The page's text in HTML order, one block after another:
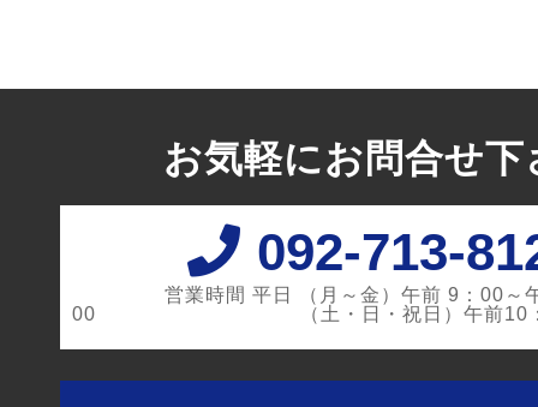
お気軽にお問合せ下
092-713-
営業時間 平日 （月～金）午前 9：00～
00
（土・日・祝日）午前10：